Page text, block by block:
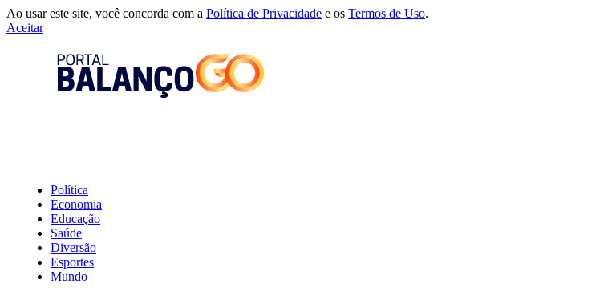
Ao usar este site, você concorda com a Política de Privacidade e os Termos de Uso.
Aceitar
Política
Economia
Educação
Saúde
Diversão
Esportes
Mundo